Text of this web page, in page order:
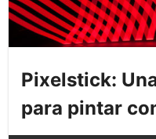
Pixelstick:
para pintar